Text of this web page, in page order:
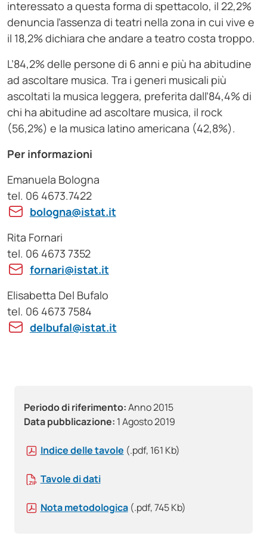
Periodo di riferimento:Anno 2015
Data pubblicazione: 1 Agosto 2019
Indice delle tavole (.pdf, 161 Kb)
Tavole di dati
Nota metodologica (.pdf, 745 Kb)
interessato a questa forma di spettacolo, il 22,2%
denuncia l’assenza di teatri nella zona in cui vive e
il 18,2% dichiara che andare a teatro costa troppo.
L’84,2% delle persone di 6 anni e più ha abitudine
ad ascoltare musica. Tra i generi musicali più
ascoltati la musica leggera, preferita dall’84,4% di
chi ha abitudine ad ascoltare musica, il rock
(56,2%) e la musica latino americana (42,8%).
Per informazioni
Emanuela Bologna
tel. 06 4673.7422
bologna@istat.it
Rita Fornari
tel. 06 4673 7352
fornari@istat.it
Elisabetta Del Bufalo
tel. 06 4673 7584
delbufal@istat.it